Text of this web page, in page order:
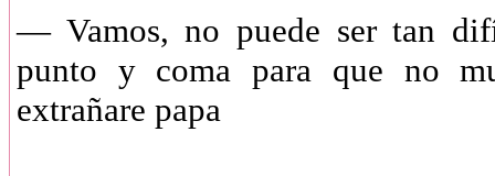
— Vamos, no puede ser tan
punto y coma para que no
extrañare papa